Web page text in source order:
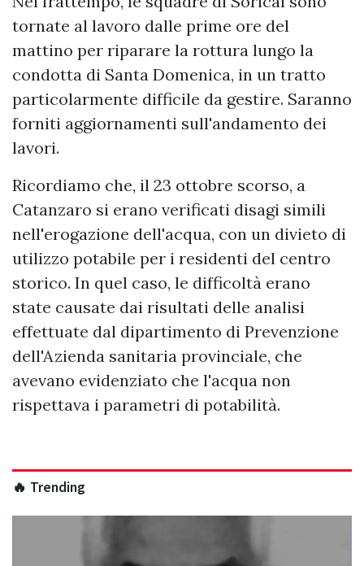
tornate al lavoro dalle prime ore del
mattino per riparare la rottura lungo la
condotta di Santa Domenica, in un tratto
particolarmente difficile da gestire. Saranno
forniti aggiornamenti sull'andamento dei
lavori.
Ricordiamo che, il 23 ottobre scorso, a
Catanzaro si erano verificati disagi simili
nell'erogazione dell'acqua, con un divieto di
utilizzo potabile per i residenti del centro
storico. In quel caso, le difficoltà erano
state causate dai risultati delle analisi
effettuate dal dipartimento di Prevenzione
dell'Azienda sanitaria provinciale, che
avevano evidenziato che l'acqua non
rispettava i parametri di potabilità.
🔥 Trending